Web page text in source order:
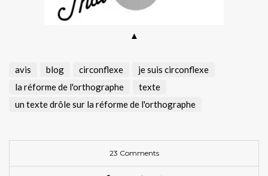
▲
avis blog circonflexe
je suis circonflexe
la réforme de l'orthographe
texte
un texte drôle sur la réforme de l'orthographe
23 Comments